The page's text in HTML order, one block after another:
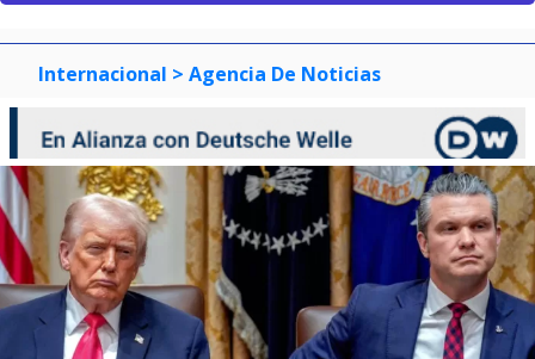
Internacional > Agencia De Noticias